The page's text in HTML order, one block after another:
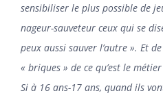
sensibiliser le plus possible de
nageur-sauveteur ceux qui se
peux aussi sauver l’autre ». Et
« briques » de ce qu’est le
Si à 16 ans-17 ans, quand ils